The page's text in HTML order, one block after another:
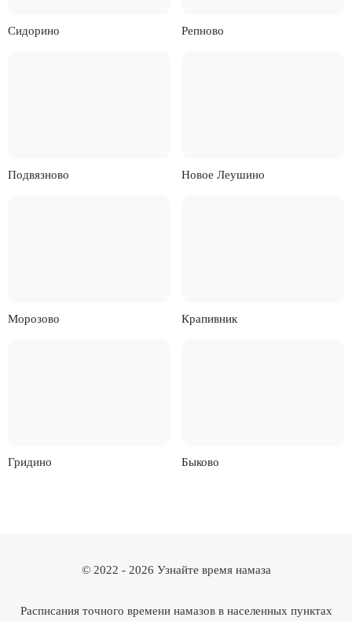
Сидорино Репново
Подвязново Новое Леушино
Морозово Крапивник
Гридино Быково
© 2022 - 2026 Узнайте время намаза
Расписания точного времени намазов в населенных пунктах